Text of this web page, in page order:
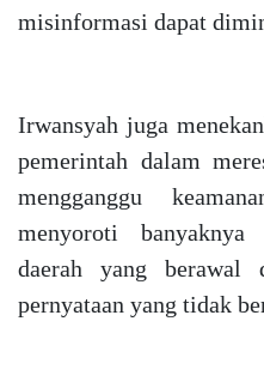
misinformasi dapat
Irwansyah juga
pemerintah dalam
mengganggu
menyoroti
daerah yang berawal
pernyataan yang tidak